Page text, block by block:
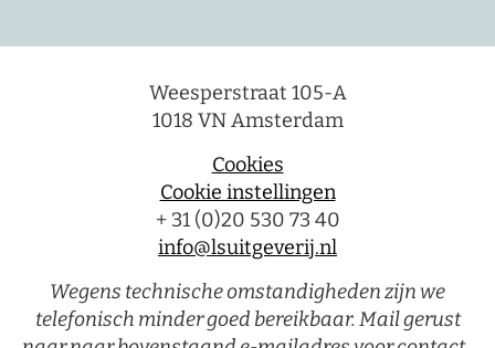
Weesperstraat 105-A
1018 VN Amsterdam
Cookies
Cookie instellingen
+ 31 (0)20 530 73 40
info@lsuitgeverij.nl
Wegens technische omstandigheden zijn we
telefonisch minder goed bereikbaar. Mail gerust